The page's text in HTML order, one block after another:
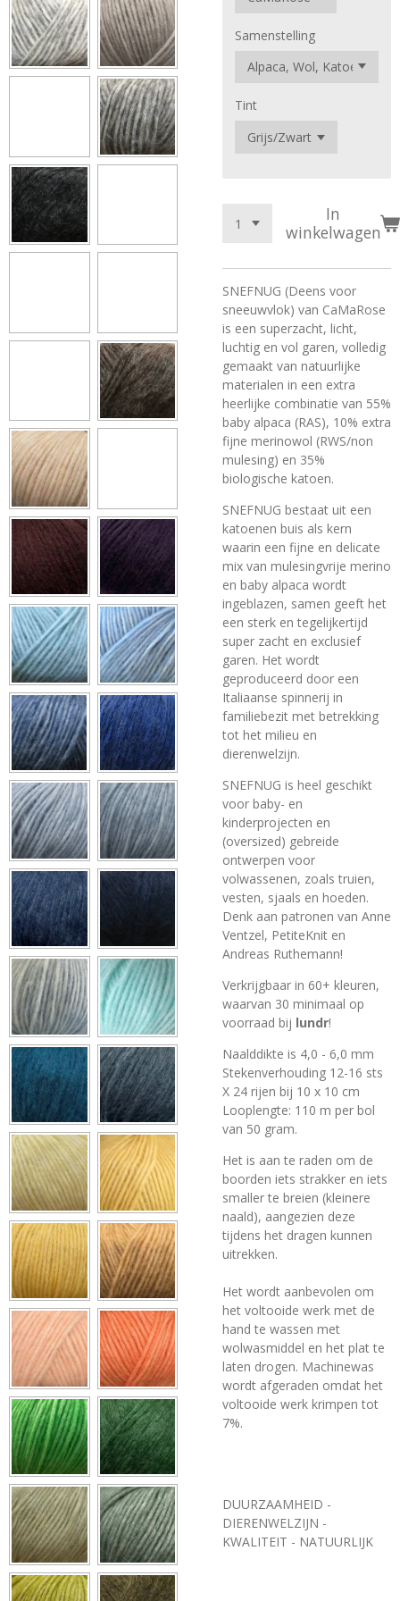
Samenstelling
Tint
In
winkelwagen
SNEFNUG (Deens voor
sneeuwvlok) van CaMaRose
is een superzacht, licht,
luchtig en vol garen, volledig
gemaakt van natuurlijke
materialen in een extra
heerlijke combinatie van 55%
baby alpaca (RAS), 10% extra
fijne merinowol (RWS/non
mulesing) en 35%
biologische katoen.
SNEFNUG bestaat uit een
katoenen buis als kern
waarin een fijne en delicate
mix van mulesingvrije merino
en baby alpaca wordt
ingeblazen, samen geeft het
een sterk en tegelijkertijd
super zacht en exclusief
garen. Het wordt
geproduceerd door een
Italiaanse spinnerij in
familiebezit met betrekking
tot het milieu en
dierenwelzijn.
SNEFNUG is heel geschikt
voor baby- en
kinderprojecten en
(oversized) gebreide
ontwerpen voor
volwassenen, zoals truien,
vesten, sjaals en hoeden.
Denk aan patronen van Anne
Ventzel, PetiteKnit en
Andreas Ruthemann!
Verkrijgbaar in 60+ kleuren,
waarvan 30 minimaal op
voorraad bij lundr!
Naalddikte is 4,0 - 6,0 mm
Stekenverhouding 12-16 sts
X 24 rijen bij 10 x 10 cm
Looplengte: 110 m per bol
van 50 gram.
Het is aan te raden om de
boorden iets strakker en iets
smaller te breien (kleinere
naald), aangezien deze
tijdens het dragen kunnen
uitrekken.
Het wordt aanbevolen om
het voltooide werk met de
hand te wassen met
wolwasmiddel en het plat te
laten drogen. Machinewas
wordt afgeraden omdat het
voltooide werk krimpen tot
7%.
DUURZAAMHEID -
DIERENWELZIJN -
KWALITEIT - NATUURLIJK